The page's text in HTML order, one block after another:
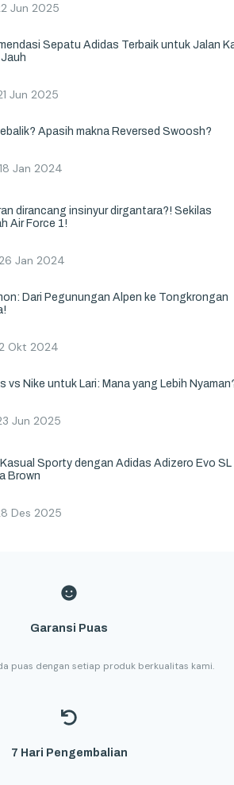
Jun 2025
Sepatu Adidas Terbaik untuk Jalan
Jun 2025
Apasih makna Reversed Swoosh?
Jan 2024
dirancang insinyur dirgantara?! Sekilas
Air Force 1!
Jan 2024
Dari Pegunungan Alpen ke Tongkrongan
Okt 2024
vs Nike untuk Lari: Mana yang Lebih
Jun 2025
Sporty dengan Adidas Adizero Evo SL
Brown
Des 2025
Garansi Puas
puas dengan setiap produk berkualitas kami.
7 Hari Pengembalian